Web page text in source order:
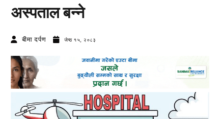
अस्पताल बन्ने
बीमा दर्पण जेष्ठ १५, २०८३